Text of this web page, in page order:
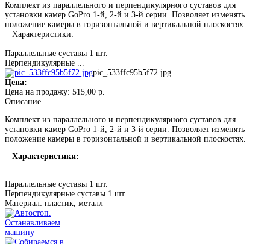
Комплект из параллельного и перпендикулярного суставов для
установки камер GoPro 1-й, 2-й и 3-й серии. Позволяет изменять
положение камеры в горизонтальной и вертикальной плоскостях.
Характеристики:
Параллельные суставы 1 шт.
Перпендикулярные ...
pic_533ffc95b5f72.jpg
Цена:
Цена на продажу: 515,00 р.
Описание
Комплект из параллельного и перпендикулярного суставов для
установки камер GoPro 1-й, 2-й и 3-й серии. Позволяет изменять
положение камеры в горизонтальной и вертикальной плоскостях.
Характеристики:
Параллельные суставы 1 шт.
Перпендикулярные суставы 1 шт.
Материал: пластик, металл